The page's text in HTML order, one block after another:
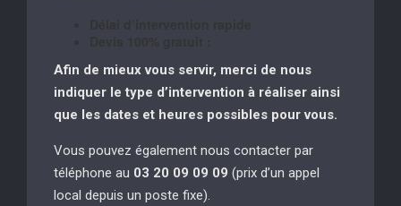
Afin de mieux vous servir, merci de nous
indiquer le type d’intervention à réaliser ainsi
que les dates et heures possibles pour vous.
Vous pouvez également nous contacter par
téléphone au 03 20 09 09 09 (prix d’un appel
local depuis un poste fixe).